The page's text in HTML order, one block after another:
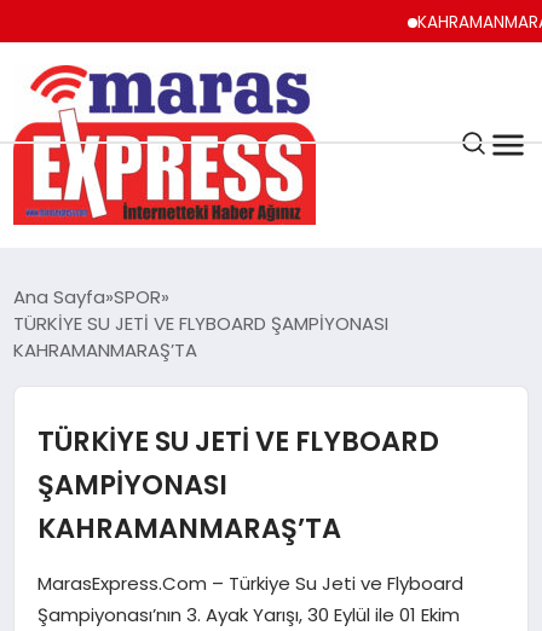
KAHRAMANMARAŞ
K.MARAŞ
ANDIRIN
AFŞİN
ÇAĞLAYANCERİT
BİZE ULAŞIN
GÖKSUN
Ana Sayfa SPOR
TÜRKİYE SU JETİ VE FLYBOARD ŞAMPİYONASI
KAHRAMANMARAŞ’TA
TÜRKİYE SU JETİ VE FLYBOARD
ŞAMPİYONASI
KAHRAMANMARAŞ’TA
MarasExpress.Com – Türkiye Su Jeti ve Flyboard
Şampiyonası’nın 3. Ayak Yarışı, 30 Eylül ile 01 Ekim